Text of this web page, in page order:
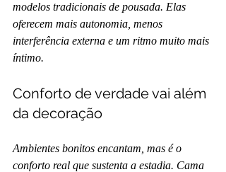
modelos tradicionais de pousada. Elas
oferecem mais autonomia, menos
interferência externa e um ritmo muito mais
íntimo.
Conforto de verdade vai além
da decoração
Ambientes bonitos encantam, mas é o
conforto real que sustenta a estadia. Cama